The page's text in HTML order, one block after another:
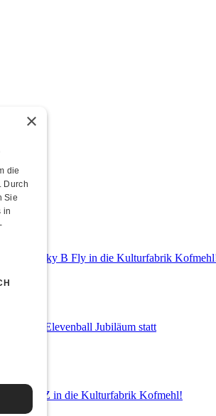
Nicky B Fly in die Kulturfabrik
das 25. Elevenball Jubiläum statt
GZUZ in die Kulturfabrik Kofmehl!
×
die
Durch
Sie
in